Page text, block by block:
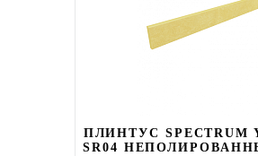
ПЛИНТУС SPECTRUM
SR04